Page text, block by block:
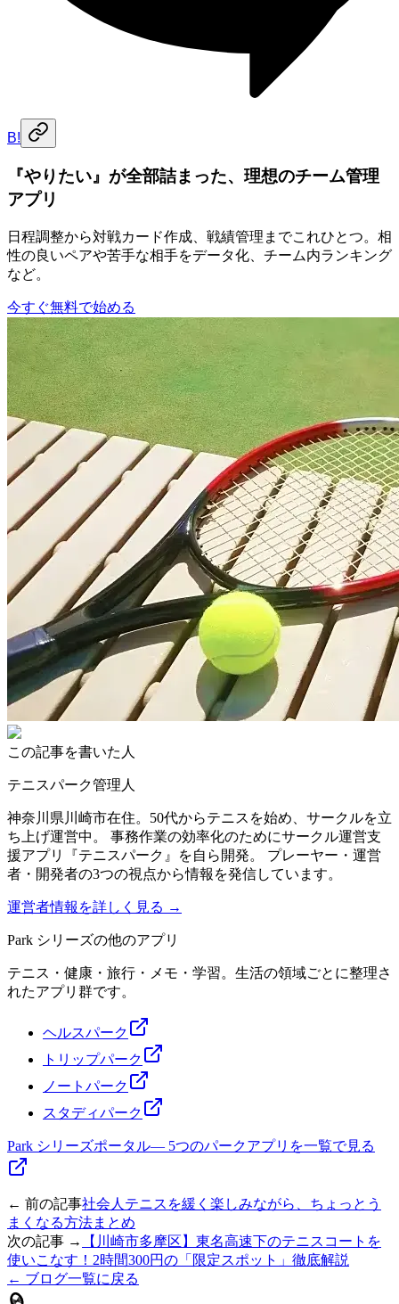
B!
『やりたい』が全部詰まった、理想のチーム管理
アプリ
日程調整から対戦カード作成、戦績管理までこれひとつ。相
性の良いペアや苦手な相手をデータ化、チーム内ランキング
など。
今すぐ無料で始める
この記事を書いた人
テニスパーク管理人
神奈川県川崎市在住。50代からテニスを始め、サークルを立
ち上げ運営中。 事務作業の効率化のためにサークル運営支
援アプリ『テニスパーク』を自ら開発。 プレーヤー・運営
者・開発者の3つの視点から情報を発信しています。
運営者情報を詳しく見る →
Park シリーズの他のアプリ
テニス・健康・旅行・メモ・学習。生活の領域ごとに整理さ
れたアプリ群です。
ヘルスパーク
トリップパーク
ノートパーク
スタディパーク
Park シリーズポータル— 5つのパークアプリを一覧で見る
← 前の記事社会人テニスを緩く楽しみながら、ちょっとう
まくなる方法まとめ
次の記事 →
【川崎市多摩区】東名高速下のテニスコートを
使いこなす！2時間300円の「限定スポット」徹底解説
← ブログ一覧に戻る